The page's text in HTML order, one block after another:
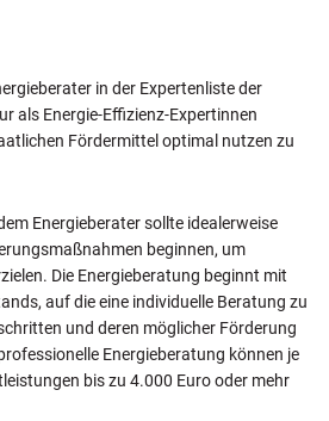
in der Expertenliste der
als Energie-Effizienz-Expertinnen
Fördermittel optimal nutzen zu
Energieberater sollte idealerweise
beginnen, um
Die Energieberatung beginnt mit
auf die eine individuelle Beratung zu
und deren möglicher Förderung
Energieberatung können je
bis zu 4.000 Euro oder mehr